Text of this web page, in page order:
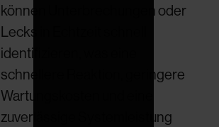
können Unterbrechungen oder
Lecks in Echtzeit schnell
identifizieren, was eine
schnellere Reaktion, geringere
Wartungskosten und eine
zuverlässige Systemleistung